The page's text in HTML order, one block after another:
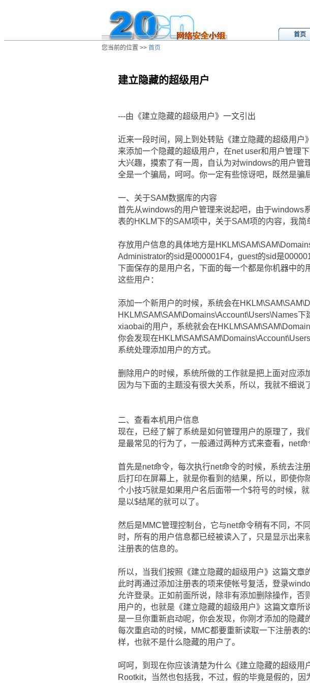
首页
您当前的位置 >> 首页
建立隐藏的超级用户
---由《建立隐藏的超级用户》一文引出
近来一段时间，网上到处转贴《建立隐藏的超级用
来添加一个隐藏的超级用户，在net user和用户管理
大兴趣，摸索了有一周，自认为对windows的用户
全是一个骗局，呵呵。你一定有些惊讶吧，既然是骗
一、关于SAM数据库的内容
首先从windows的用户管理来说起吧，由于windows
表的HKLM下的SAM项中，关于SAM项的内容，我简
存放用户信息的具体地方是
Administrator的sid是000001F4，guest的sid是
下面保存的是用户名，下面的每一个都是你机器中
这些用户：
添加一个新用户的时候，系统会在
HKLM\SAM\SAM\Domains\Account\Users\Names
xiaobai的用户，系统就会在
你会发现在
系统处理添加用户的方式。
删除用户的时候，系统所做的工作就是把上面对应添
因为与下面的主题没有很大关系，所以，我就不细说
二、查看本机用户信息
现在，已经了解了系统是如何管理用户的原理了，
是最常见的行为了，一般通过两种方式来查看，net
首先是net命令，每次执行net命令的时候，系统去注
后打印在屏幕上，就是你看到的结果，所以，即使
个小技巧就是如果用户名后面带一个$符号的时候，
是以$结尾的就可以了。
然后是MMC管理控制台，它与net命令稍有不同，不
时，所有的用户信息都已经被读入了，只是显示出
注册表的信息的。
所以，当我们按照《建立隐藏的超级用户》这篇文章
此时再通过添加注册表的项来使帐号复活，登录
允许登录。正如前面所说，除非有添加删除操作，
用户的，也就是《建立隐藏的超级用户》这篇文章
是一旦你重新启动呢，你会发现，你刚才添加的隐
每次重启动的时候，MMC都要重新读取一下注册表
样，也就不是什么隐藏的用户了。
呵呵，到现在你应该清楚为什么《建立隐藏的超级
Rootkit，当然也包括我，不过，假的毕竟是假的，